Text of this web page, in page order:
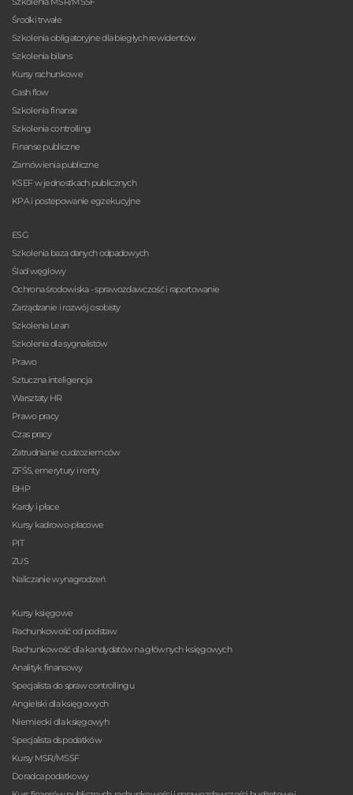
Środki trwałe
Szkolenia obligatoryjne dla biegłych rewidentów
Szkolenia bilans
Kursy rachunkowe
Cash flow
Szkolenia finanse
Szkolenia controlling
Finanse publiczne
Zamówienia publiczne
KSEF w jednostkach publicznych
KPA i postepowanie egzekucyjne
ESG
Szkolenia baza danych odpadowych
Ślad węglowy
Ochrona środowiska - sprawozdawczość i raportowanie
Zarządzanie i rozwój osobisty
Szkolenia Lean
Szkolenia dla sygnalistów
Prawo
Sztuczna inteligencja
Warsztaty HR
Prawo pracy
Czas pracy
Zatrudnianie cudzoziemców
ZFŚS, emerytury i renty
BHP
Kardy i płace
Kursy kadrowo-płacowe
PIT
ZUS
Naliczanie wynagrodzeń
Kursy księgowe
Rachunkowość od podstaw
Rachunkowość dla kandydatów na głównych księgowych
Analityk finansowy
Specjalista do spraw controllingu
Angielski dla księgowych
Niemiecki dla księgowyh
Specjalista ds podatków
Kursy MSR/MSSF
Doradca podatkowy